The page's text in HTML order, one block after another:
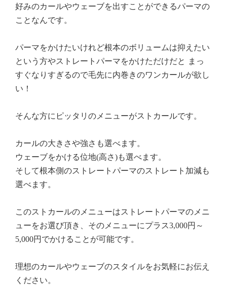
好みのカールやウェーブを出すことができるパーマの
ことなんです。
パーマをかけたいけれど根本のボリュームは抑えたい
という方やストレートパーマをかけただけだと まっ
すぐなりすぎるので毛先に内巻きのワンカールが欲し
い！
そんな方にピッタリのメニューがストカールです。
カールの大きさや強さも選べます。
ウェーブをかける位地(高さ)も選べます。
そして根本側のストレートパーマのストレート加減も
選べます。
このストカールのメニューはストレートパーマのメニ
ューをお選び頂き、そのメニューにプラス3,000円～
5,000円でかけることが可能です。
理想のカールやウェーブのスタイルをお気軽にお伝え
ください。